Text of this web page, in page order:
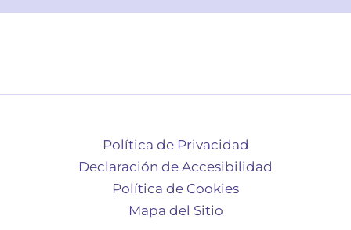
Política de Privacidad
Declaración de Accesibilidad
Política de Cookies
Mapa del Sitio